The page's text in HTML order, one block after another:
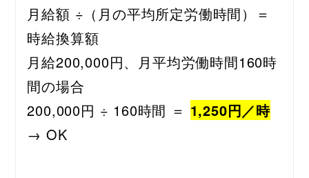
月給額 ÷（月の平均所定労働時間）＝
時給換算額
月給200,000円、月平均労働時間160時
間の場合
200,000円 ÷ 160時間 ＝ 1,250円／時
→ OK